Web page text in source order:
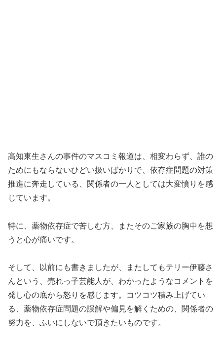
高知東生さんの事件のマスコミ報道は、相変わらず、誰の
ためにもならないひどい扱いばかりで、依存症問題の対策
推進に奔走している、関係者の一人としては大変憤りを感
じています。
特に、薬物依存症で苦しむ方、またそのご家族の胸中を想
うと心が痛いです。
そして、以前にも書きましたが、またしてもテリー伊藤さ
んという、売れっ子芸能人が、わかったようなコメントを
発し心の底から怒りを感じます。コツコツ積み上げてい
る、薬物依存症問題の誤解や偏見を解くための、関係者の
努力を、ふいにしないで頂きたいものです。